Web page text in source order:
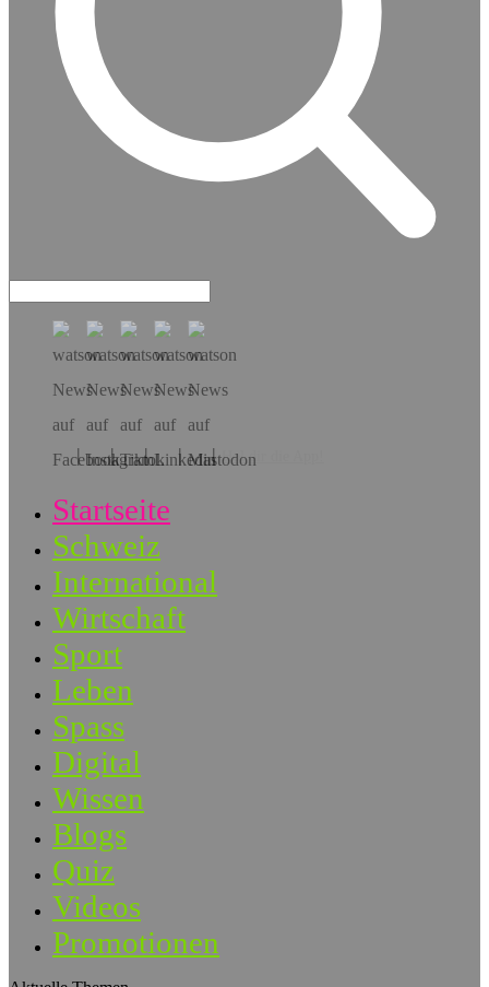
Hol dir die App!
Startseite
Schweiz
International
Wirtschaft
Sport
Leben
Spass
Digital
Wissen
Blogs
Quiz
Videos
Promotionen